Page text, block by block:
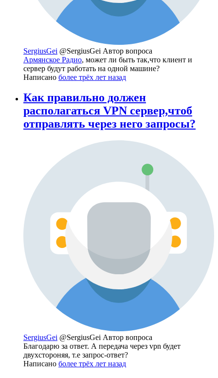
SergiusGei @SergiusGei Автор вопроса
Армянское Радио, может ли быть так,что клиент и
сервер будут работать на одной машине?
Написано более трёх лет назад
Как правильно должен
располагаться VPN сервер,чтоб
отправлять через него запросы?
SergiusGei @SergiusGei Автор вопроса
Благодарю за ответ. А передача через vpn будет
двухстороняя, т.е запрос-ответ?
Написано более трёх лет назад